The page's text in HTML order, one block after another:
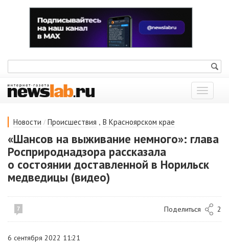
Показать
меню
Новости / Происшествия , В Красноярском крае
«Шансов на выживание немного»: глава
Росприроднадзора рассказала
о состоянии доставленной в Норильск
медведицы (видео)
7 Поделиться 2
6 сентября 2022 11:21